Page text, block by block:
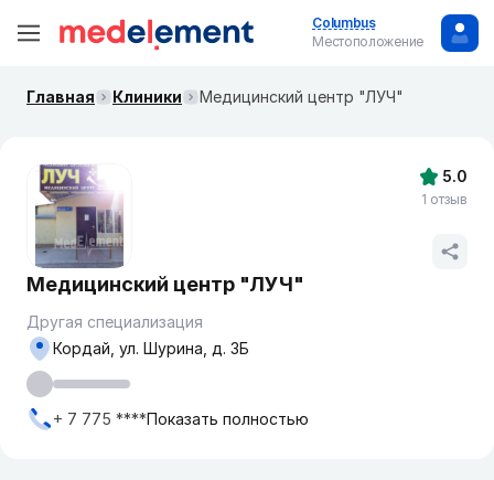
Columbus
Местоположение
Главная Клиники Медицинский центр "ЛУЧ"
Медицинский центр "ЛУЧ"
Другая специализация
Кордай, ул. Шурина, д. 3Б
+ 7 775 ****Показать полностью
5.0
1 отзыв